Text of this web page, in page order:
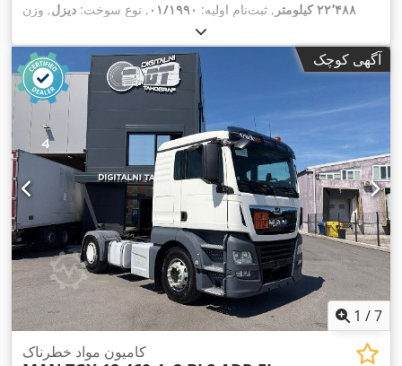
۲۲٬۴۸۸ کیلومتر
, ثبت‌نام اولیه: ۰۱/۱۹۹۰ , نوع سوخت: دیزل, وزن
, وزن کل:۳۱٬۷۵۱ کیلوگرم
راننده:دیگر, نوع چرخ‌دنده:دیگر, سیستم تعلیق:فولاد, سال ساخت:
۱۹۹۰, آگهی کوچک
1 /7
کامیون مواد خطرناک